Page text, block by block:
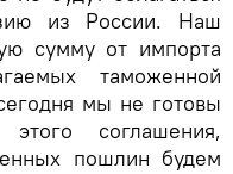
из России. Наш
сумму от импорта
таможенной
мы не готовы
соглашения,
пошлин будем